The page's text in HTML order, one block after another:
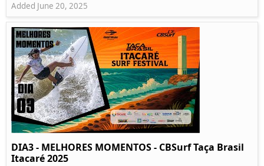
Added June 20, 2025
DIA3 - MELHORES MOMENTOS - CBSurf Taça Brasil
Itacaré 2025